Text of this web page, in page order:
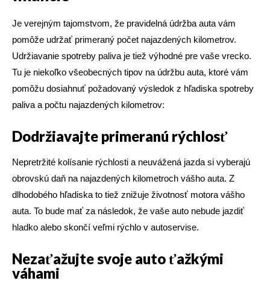
Je verejným tajomstvom, že pravidelná údržba auta vám
pomôže udržať primeraný počet najazdených kilometrov.
Udržiavanie spotreby paliva je tiež výhodné pre vaše vrecko.
Tu je niekoľko všeobecných tipov na údržbu auta, ktoré vám
pomôžu dosiahnuť požadovaný výsledok z hľadiska spotreby
paliva a počtu najazdených kilometrov:
Dodržiavajte primeranú rýchlosť
Nepretržité kolísanie rýchlosti a neuvážená jazda si vyberajú
obrovskú daň na najazdených kilometroch vášho auta. Z
dlhodobého hľadiska to tiež znižuje životnosť motora vášho
auta. To bude mať za následok, že vaše auto nebude jazdiť
hladko alebo skončí veľmi rýchlo v autoservise.
Nezaťažujte svoje auto ťažkými
váhami